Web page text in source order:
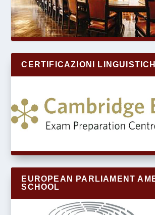
CERTIFICAZIONI
EUROPEAN PARLIAMENT
SCHOOL